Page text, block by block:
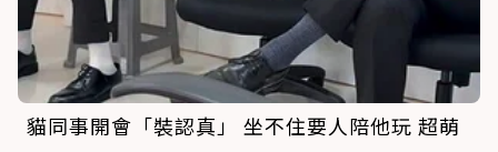
貓同事開會「裝認真」 坐不住要人陪他玩 超萌